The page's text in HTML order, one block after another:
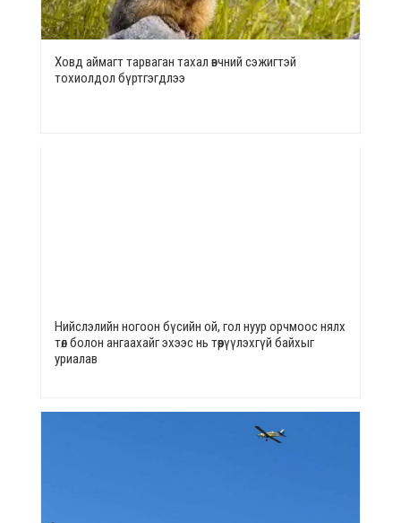
Ховд аймагт тарваган тахал өвчний сэжигтэй
тохиолдол бүртгэгдлээ
Нийслэлийн ногоон бүсийн ой, гол нуур орчмоос нялх
төл болон ангаахайг эхээс нь төөрүүлэхгүй байхыг
уриалав